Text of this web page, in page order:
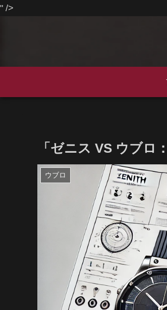
" />
「ゼニス VS ウブロ
ウブロ